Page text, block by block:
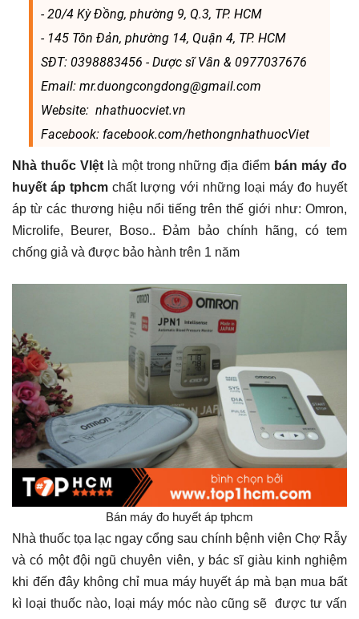
- 20/4 Kỳ Đồng, phường 9, Q.3, TP. HCM
- 145 Tôn Đản, phường 14, Quận 4, TP. HCM
SĐT: 0398883456 - Dược sĩ Vân & 0977037676
Email: mr.duongcongdong@gmail.com
Website: nhathuocviet.vn
Facebook: facebook.com/hethongnhathuocViet
Nhà thuốc VIệt là một trong những địa điểm bán máy đo
huyết áp tphcmchất lượng với những loại máy đo huyết
áp từ các thương hiệu nổi tiếng trên thế giới như: Omron,
Microlife, Beurer, Boso.. Đảm bảo chính hãng, có tem
chống giả và được bảo hành trên 1 năm
Bán máy đo huyết áp tphcm
Nhà thuốc tọa lạc ngay cổng sau chính bệnh viện Chợ Rẫy
và có một đội ngũ chuyên viên, y bác sĩ giàu kinh nghiệm
khi đến đây không chỉ mua máy huyết áp mà bạn mua bất
kì loại thuốc nào, loại máy móc nào cũng sẽ được tư vấn